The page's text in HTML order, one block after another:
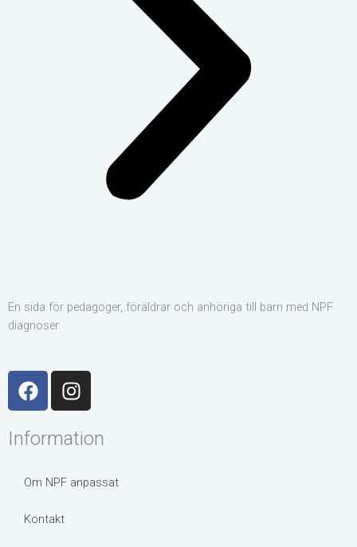
En sida för pedagoger, föräldrar och anhöriga till barn med NPF
diagnoser.
F
a
e
o
k
I
n
t
g
Information
Om NPF anpassat
Kontakt